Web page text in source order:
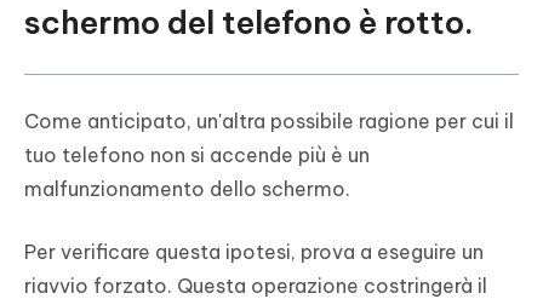
schermo del telefono è rotto.
Come anticipato, un'altra possibile ragione per cui il
tuo telefono non si accende più è un
malfunzionamento dello schermo.
Per verificare questa ipotesi, prova a eseguire un
riavvio forzato. Questa operazione costringerà il